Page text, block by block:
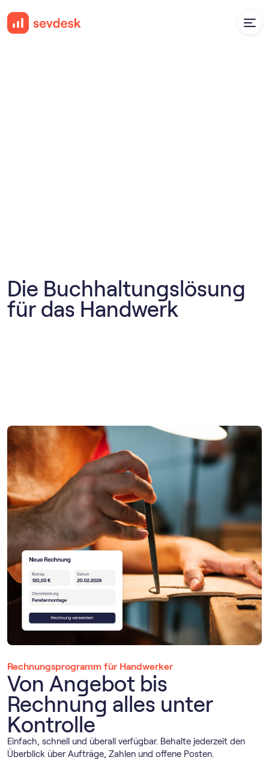
Die Buchhaltungslösung
für das Handwerk
Rechnungs­programm für Handwerker
Von Angebot bis
Rechnung alles unter
Kontrolle
Einfach, schnell und überall verfügbar. Behalte jederzeit den
Überblick über Aufträge, Zahlen und offene Posten.